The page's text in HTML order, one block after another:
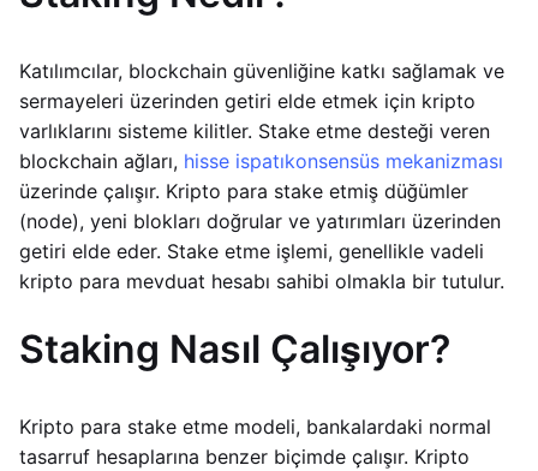
Katılımcılar, blockchain güvenliğine katkı sağlamak ve
sermayeleri üzerinden getiri elde etmek için kripto
varlıklarını sisteme kilitler. Stake etme desteği veren
blockchain ağları, hisse ispatıkonsensüs mekanizması
üzerinde çalışır. Kripto para stake etmiş düğümler
(node), yeni blokları doğrular ve yatırımları üzerinden
getiri elde eder. Stake etme işlemi, genellikle vadeli
kripto para mevduat hesabı sahibi olmakla bir tutulur.
Staking Nasıl Çalışıyor?
Kripto para stake etme modeli, bankalardaki normal
tasarruf hesaplarına benzer biçimde çalışır. Kripto